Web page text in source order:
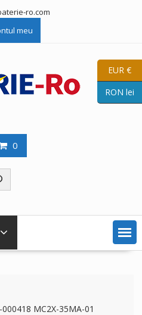
ro.com
meu
0
MC2X-35MA-01
EUR €
RON lei